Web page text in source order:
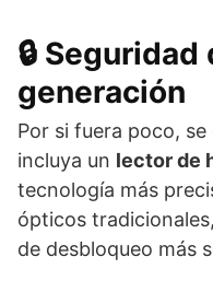
🔒
generación
Por si fuera poco,
incluya un lector de
tecnología más
ópticos
de desbloqueo más